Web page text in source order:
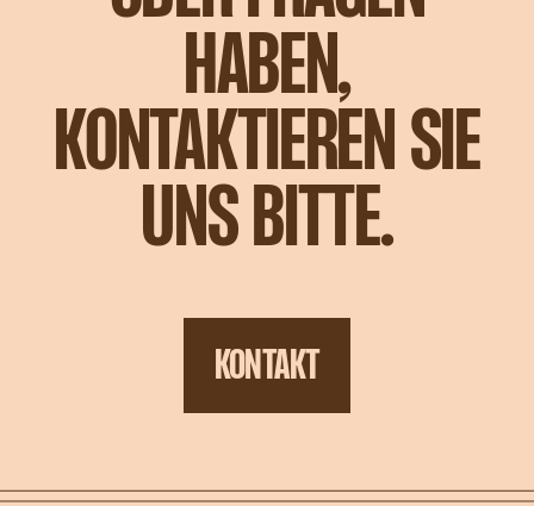
HABEN,
KONTAKTIEREN SIE
UNS BITTE.
KONTAKT